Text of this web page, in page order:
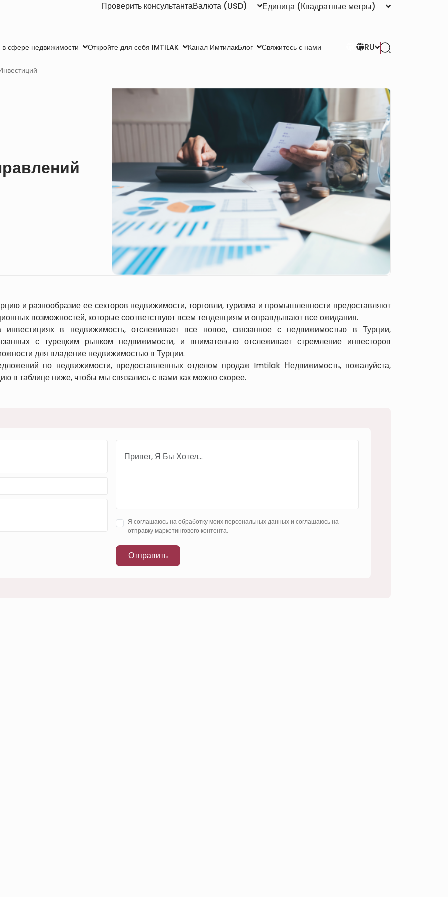
Проверить консультантаВалюта (USD) Единица (Квадратные метры)
в сфере недвижимости Откройте для себя IMTILAK Канал ИмтилакБлог Свяжитесь с нами RU
и разнообразие ее секторов недвижимости, торговли, туризма и промышленности предоставляют
возможностей, которые соответствуют всем тенденциям и оправдывают все ожидания.
в недвижимость, отслеживает все новое, связанное с недвижимостью в Турции,
с турецким рынком недвижимости, и внимательно отслеживает стремление инвесторов
для владение недвижимостью в Турции.
по недвижимости, предоставленных отделом продаж Imtilak Недвижимость, пожалуйста,
в таблице ниже, чтобы мы связались с вами как можно скорее.
Я соглашаюсь на обработку моих персональных данных и соглашаюсь на
отправку маркетингового контента.
Отправить